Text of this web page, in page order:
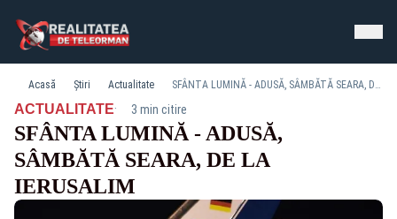
Acasă Știri Actualitate SFÂNTA LUMINĂ - ADUSĂ, SÂMBĂTĂ SEARA, DE LA IERUSALIM
ACTUALITATE· 3 min citire
SFÂNTA LUMINĂ - ADUSĂ,
SÂMBĂTĂ SEARA, DE LA
IERUSALIM